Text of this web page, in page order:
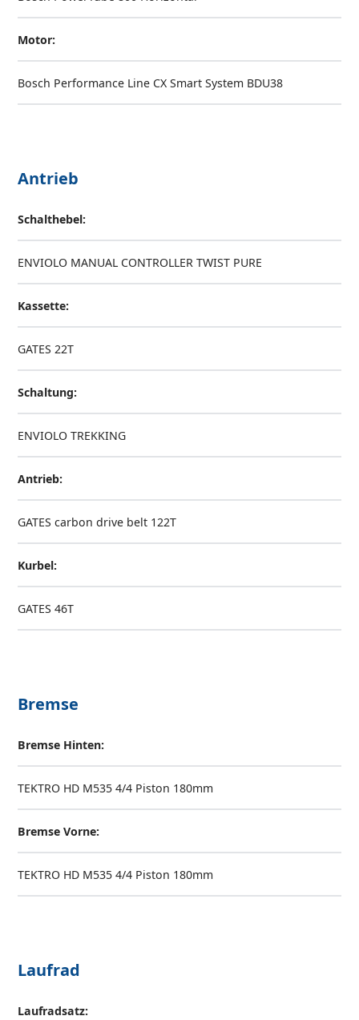
Motor:
Bosch Performance Line CX Smart System BDU38
Antrieb
Schalthebel:
ENVIOLO MANUAL CONTROLLER TWIST PURE
Kassette:
GATES 22T
Schaltung:
ENVIOLO TREKKING
Antrieb:
GATES carbon drive belt 122T
Kurbel:
GATES 46T
Bremse
Bremse Hinten:
TEKTRO HD M535 4/4 Piston 180mm
Bremse Vorne:
TEKTRO HD M535 4/4 Piston 180mm
Laufrad
Laufradsatz: